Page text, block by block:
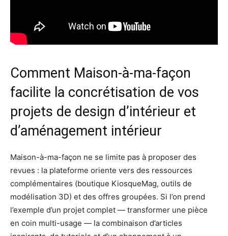
Comment Maison-à-ma-façon
facilite la concrétisation de vos
projets de design d’intérieur et
d’aménagement intérieur
Maison-à-ma-façon ne se limite pas à proposer des
revues : la plateforme oriente vers des ressources
complémentaires (boutique KiosqueMag, outils de
modélisation 3D) et des offres groupées. Si l’on prend
l’exemple d’un projet complet — transformer une pièce
en coin multi-usage — la combinaison d’articles